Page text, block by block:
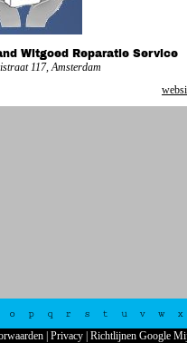
Witgoed Reparatie Service
117, Amsterdam
o p q r s t u v w x
Privacy Richtlijnen Google